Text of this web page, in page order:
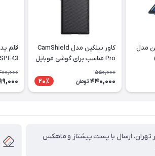
مدل
کاور نیلکین مدل CamShield
Pro مناسب برای گوشی موبایل
سامسونگ Galaxy S22 Ultra
550,000
440,000 تومان 20٪
تهران، ارسال با پست پیشتاز و ماهکس